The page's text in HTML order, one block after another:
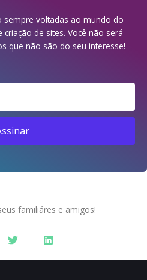
sempre voltadas ao mundo do
de sites. Você não será
que não são do seu interesse!
familiáres e amigos!